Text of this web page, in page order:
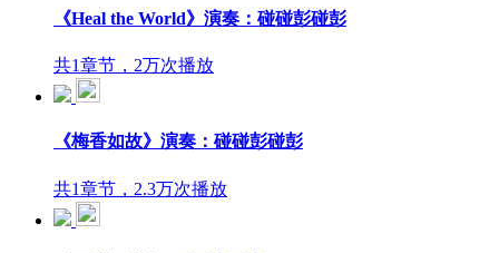
《Heal the World》演奏：碰碰彭碰彭
共1章节，2万次播放
《梅香如故》演奏：碰碰彭碰彭
共1章节，2.3万次播放